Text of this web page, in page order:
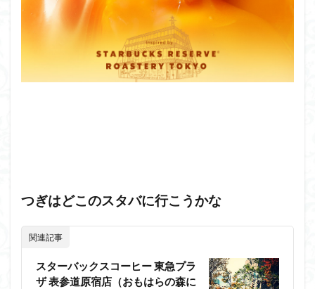
つぎはどこのスタバに行こうかな
関連記事
スターバックスコーヒー 東急プラ
ザ 表参道原宿店（おもはらの森に